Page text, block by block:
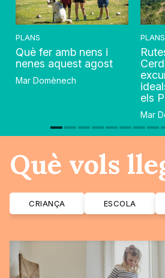
PLANS
Què fer amb nens i
nenes aquest agost
Mar Domènech
PLANS
els
Mar
Què vols
CRIANÇA ESCOLA